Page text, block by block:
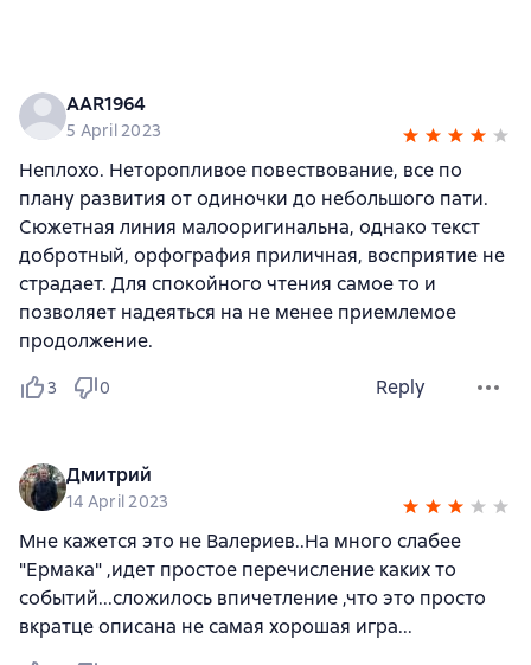
AAR1964
5 April 2023
Неплохо. Неторопливое повествование, все по
плану развития от одиночки до небольшого пати.
Сюжетная линия малооригинальна, однако текст
добротный, орфография приличная, восприятие не
страдает. Для спокойного чтения самое то и
позволяет надеяться на не менее приемлемое
продолжение.
3 0 Reply
Дмитрий
14 April 2023
Мне кажется это не Валериев..На много слабее
"Ермака" ,идет простое перечисление каких то
событий...сложилось впичетление ,что это просто
вкратце описана не самая хорошая игра...